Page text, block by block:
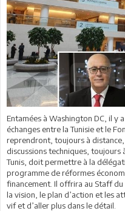
Entamées à Washington DC, il y
échanges entre la Tunisie et le
reprendront, toujours à
discussions techniques,
Tunis, doit permettre à la
programme de réformes
financement. Il offrira au Staff
la vision, le plan d’action et les
vif et d’aller plus dans le détail.